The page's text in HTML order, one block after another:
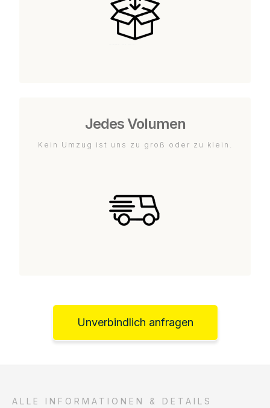
Jedes Volumen
Kein Umzug ist uns zu groß oder zu klein.
Unverbindlich anfragen
ALLE INFORMATIONEN & DETAILS